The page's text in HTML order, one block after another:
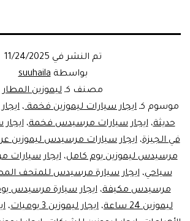
تم النشر في 11/24/2025
بواسطةsuuhaila
مصنف كـ ليموزين المطار
موسوم كـ ايجار سيارات ليموزين فخمة.،
حديثة،ايجار سيارات مرسيدس فخمة،
في الجيزة،ايجار سيارات مرسيدس ليموزين
مرسيدس ليموزين يوم كامل،ايجار
سياحي،ايجار سيارة مرسيدس للمتحف
مرسيدس مكيفة،ايجار سيارة مرسيدس
ليموزين 24 ساعة
، ايجار ليموزين 3 يوميات ،